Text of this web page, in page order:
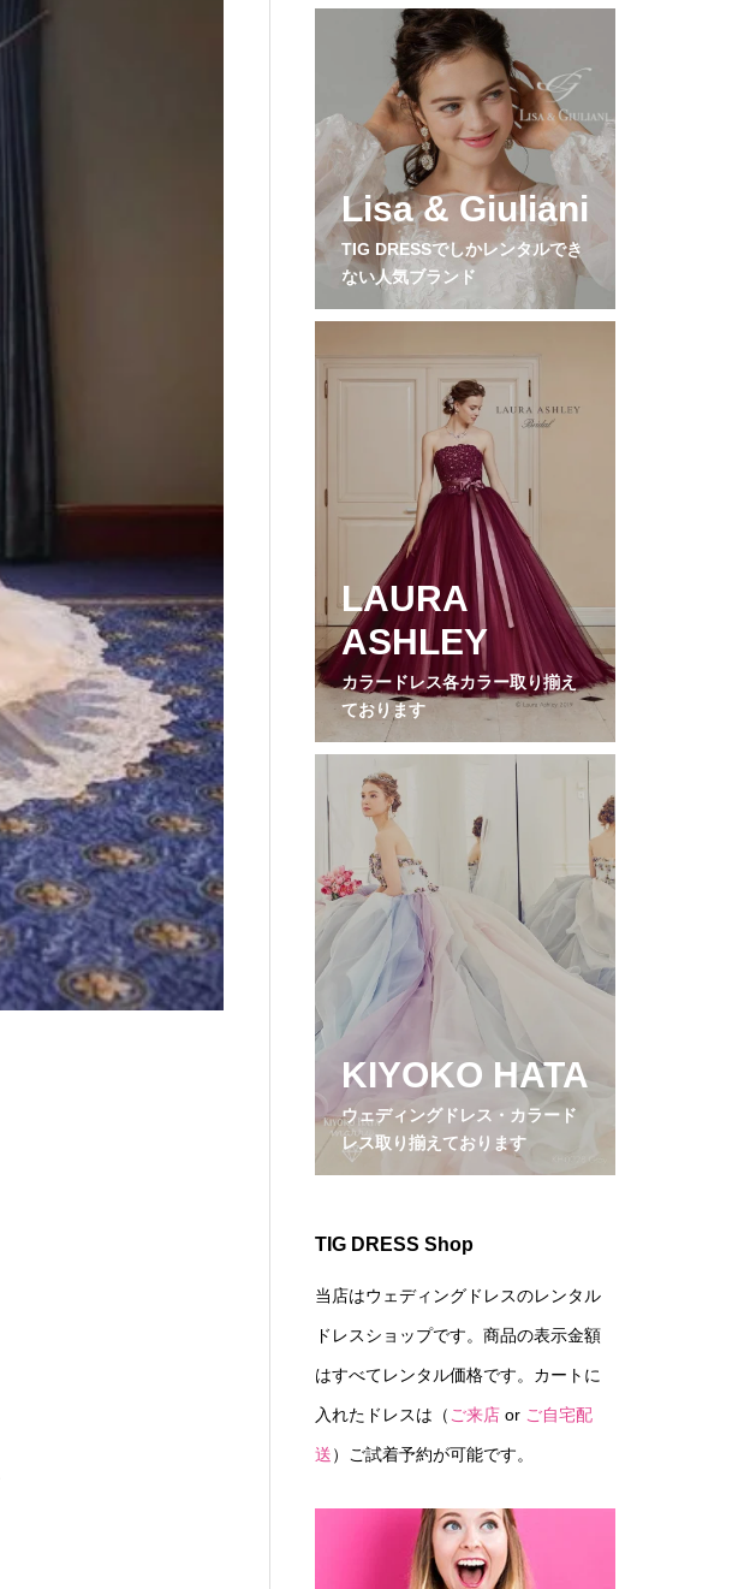
Lisa & Giuliani
TIG DRESSでしかレンタルでき
ない人気ブランド
LAURA
ASHLEY
カラードレス各カラー取り揃え
ております
KIYOKO HATA
ウェディングドレス・カラード
レス取り揃えております
TIG DRESS Shop
当店はウェディングドレスのレンタル
ドレスショップです。商品の表示金額
はすべてレンタル価格です。カートに
入れたドレスは（ ご来店 or ご自宅配
送）ご試着予約が可能です。